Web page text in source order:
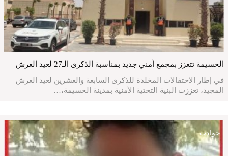
الحسيمة تتعزز بمجمع أمني جديد بمناسبة الذكرى الـ27 لعيد العرش
في إطار الاحتفالات المخلدة للذكرى السابعة والعشرين لعيد العرش
المجيد، تعززت البنية التحتية الأمنية بمدينة الحسيمة،…
حوادث